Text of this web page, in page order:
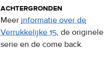
achtergronden
Meer informatie over de
Verrukkelijke 15, de originele
serie en de come back.